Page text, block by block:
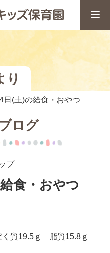
り
日(土)の給食・おやつ
ログ
プ
食・おやつ
質19.5ｇ 脂質15.8ｇ